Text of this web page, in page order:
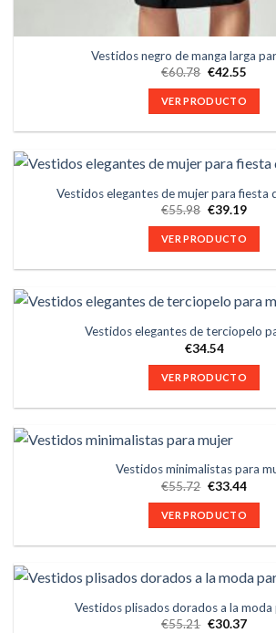
Vestidos negro de manga larga
€60.78 €42.55
VER PRODUCTO
Vestidos elegantes de mujer para fiesta
€55.98 €39.19
VER PRODUCTO
Vestidos elegantes de terciopelo
€34.54
VER PRODUCTO
Vestidos minimalistas para
€55.72 €33.44
VER PRODUCTO
Vestidos plisados dorados a la moda
€55.21 €30.37